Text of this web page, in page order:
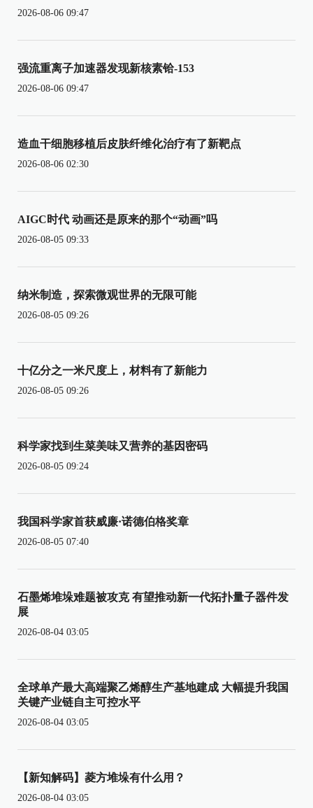
2026-08-06 09:47
强流重离子加速器发现新核素铪-153
2026-08-06 09:47
造血干细胞移植后皮肤纤维化治疗有了新靶点
2026-08-06 02:30
AIGC时代 动画还是原来的那个“动画”吗
2026-08-05 09:33
纳米制造，探索微观世界的无限可能
2026-08-05 09:26
十亿分之一米尺度上，材料有了新能力
2026-08-05 09:26
科学家找到生菜美味又营养的基因密码
2026-08-05 09:24
我国科学家首获威廉·诺德伯格奖章
2026-08-05 07:40
石墨烯堆垛难题被攻克 有望推动新一代拓扑量子器件发
展
2026-08-04 03:05
全球单产最大高端聚乙烯醇生产基地建成 大幅提升我国
关键产业链自主可控水平
2026-08-04 03:05
【新知解码】菱方堆垛有什么用？
2026-08-04 03:05